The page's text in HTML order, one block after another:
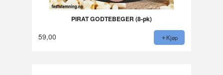
PIRAT GODTEBEGER (8-pk)
59,00 Kjøp